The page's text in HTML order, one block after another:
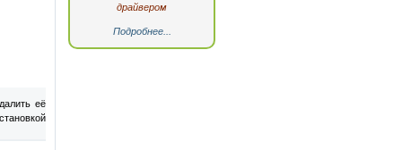
драйвером
Подробнее...
её